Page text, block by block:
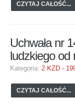
CZYTAJ CAŁOŚĆ...
Uchwała nr
ludzkiego od
Kategoria: 2 KZD -
CZYTAJ CAŁOŚĆ...